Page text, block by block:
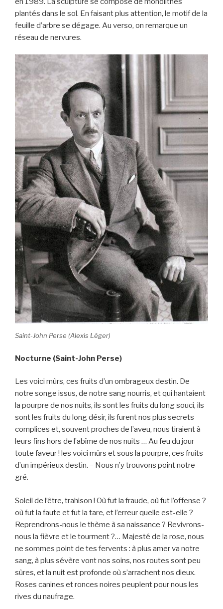
plantés dans le sol. En faisant plus attention, le motif de la
feuille d’arbre se dégage. Au verso, on remarque un
réseau de nervures.
Saint-John Perse (Alexis Léger)
Nocturne (Saint-John Perse)
Les voici mûrs, ces fruits d’un ombrageux destin. De
notre songe issus, de notre sang nourris, et qui hantaient
la pourpre de nos nuits, ils sont les fruits du long souci, ils
sont les fruits du long désir, ils furent nos plus secrets
complices et, souvent proches de l’aveu, nous tiraient à
leurs fins hors de l’abîme de nos nuits … Au feu du jour
toute faveur ! les voici mûrs et sous la pourpre, ces fruits
d’un impérieux destin. – Nous n’y trouvons point notre
gré.
Soleil de l’être, trahison ! Où fut la fraude, où fut l’offense ?
où fut la faute et fut la tare, et l’erreur quelle est-elle ?
Reprendrons-nous le thème à sa naissance ? Revivrons-
nous la fièvre et le tourment ?… Majesté de la rose, nous
ne sommes point de tes fervents : à plus amer va notre
sang, à plus sévère vont nos soins, nos routes sont peu
sûres, et la nuit est profonde où s’arrachent nos dieux.
Roses canines et ronces noires peuplent pour nous les
rives du naufrage.